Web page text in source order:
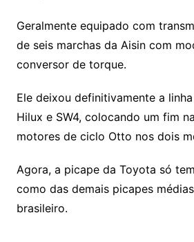
Geralmente equipado com
de seis marchas da Aisin com
conversor de torque.
Ele deixou definitivamente a
Hilux e SW4, colocando um fim
motores de ciclo Otto nos dois
Agora, a picape da Toyota só
como das demais picapes
brasileiro.